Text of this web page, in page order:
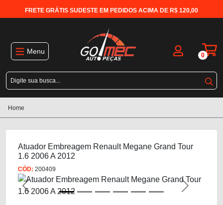
FRETE GRÁTIS SUDESTE EM PEDIDOS ACIMA DE R$ 120,00
Menu 0
Home
Atuador Embreagem Renault Megane Grand Tour
1.6 2006 A 2012
CÓD: 200409
Previous Next